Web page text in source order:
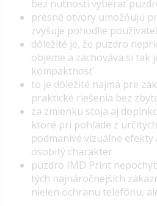
bez nutnosti vyberať
presné otvory umožňujú
zvyšuje pohodlie
dôležité je, že puzdro
objeme a zachováva si tak
kompaktnosť
to je dôležité najmä pre
praktické riešenia bez
za zmienku stoja aj
ktoré pri pohľade z
podmanivé vizuálne
osobitý charakter
puzdro IMD Print
tých najnáročnejších
nielen ochranu telefónu,